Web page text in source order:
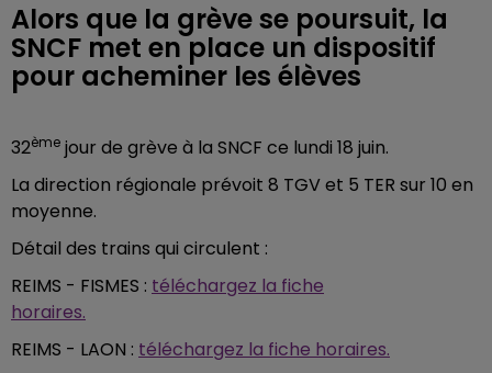
Alors que la grève se poursuit, la
SNCF met en place un dispositif
pour acheminer les élèves
32ème jour de grève à la SNCF ce lundi 18 juin.
La direction régionale prévoit 8 TGV et 5 TER sur 10 en
moyenne.
Détail des trains qui circulent :
REIMS - FISMES : téléchargez la fiche
horaires.
REIMS - LAON : téléchargez la fiche horaires.